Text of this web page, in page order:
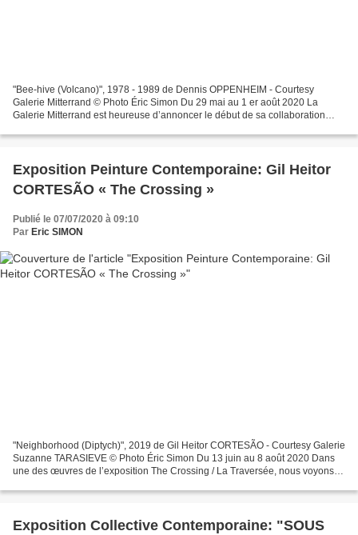
"Bee-hive (Volcano)", 1978 - 1989 de Dennis OPPENHEIM - Courtesy
Galerie Mitterrand © Photo Éric Simon Du 29 mai au 1 er août 2020 La
Galerie Mitterrand est heureuse d’annoncer le début de sa collaboration
Exposition Peinture Contemporaine: Gil Heitor
CORTESÃO « The Crossing »
Publié le 07/07/2020 à 09:10
Par Eric SIMON
"Neighborhood (Diptych)", 2019 de Gil Heitor CORTESÃO - Courtesy Galerie
Suzanne TARASIEVE © Photo Éric Simon Du 13 juin au 8 août 2020 Dans
une des œuvres de l’exposition The Crossing / La Traversée, nous voyons
Exposition Collective Contemporaine: "SOUS